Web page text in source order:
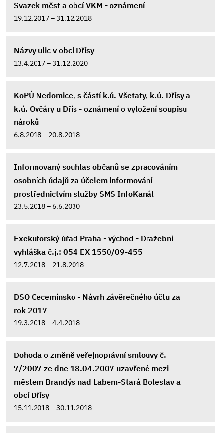
Svazek měst a obcí VKM - oznámení
19.12.2017 – 31.12.2018
Názvy ulic v obci Dřísy
13.4.2017 – 31.12.2020
KoPÚ Nedomice, s částí k.ú. Všetaty, k.ú. Dřísy a
k.ú. Ovčáry u Dřís - oznámení o vyložení soupisu
nároků
6.8.2018 – 20.8.2018
Informovaný souhlas občanů se zpracováním
osobních údajů za účelem informování
prostřednictvím služby SMS InfoKanál
23.5.2018 – 6.6.2030
Exekutorský úřad Praha - východ - Dražební
vyhláška č.j.: 054 EX 1550/09-455
12.7.2018 – 21.8.2018
DSO Cecemínsko - Návrh závěrečného účtu za
rok 2017
19.3.2018 – 4.4.2018
Dohoda o změně veřejnoprávní smlouvy č.
7/2007 ze dne 18.04.2007 uzavřené mezi
městem Brandýs nad Labem-Stará Boleslav a
obcí Dřísy
15.11.2018 – 30.11.2018